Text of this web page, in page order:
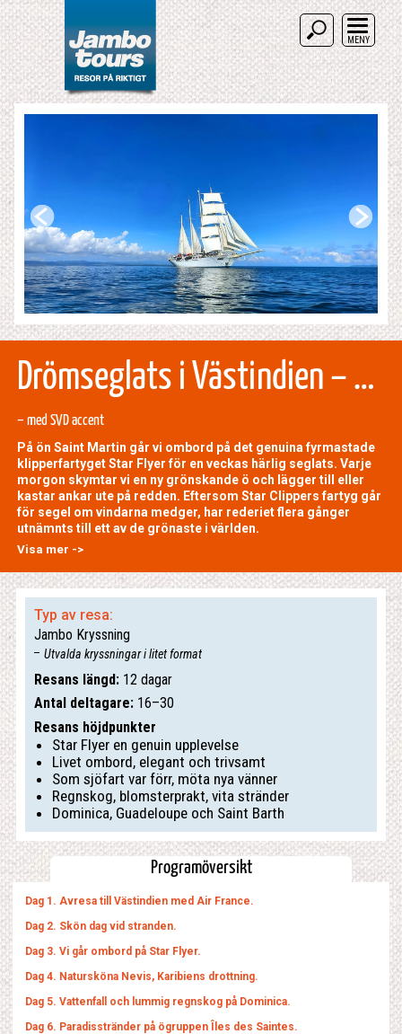
MENY
Drömseglats i Västindien – SvD accent
– med SVD accent
På ön Saint Martin går vi ombord på det genuina fyrmastade
klipperfartyget Star Flyer för en veckas härlig seglats. Varje
morgon skymtar vi en ny grönskande ö och lägger till eller
kastar ankar ute på redden. Eftersom Star Clippers fartyg går
för segel om vindarna medger, har rederiet flera gånger
utnämnts till ett av de grönaste i världen.
Visa mer ->
Typ av resa:
Jambo Kryssning
Utvalda kryssningar i litet format
Resans längd: 12 dagar
Antal deltagare: 16–30
Resans höjdpunkter
Star Flyer en genuin upplevelse
Livet ombord, elegant och trivsamt
Som sjöfart var förr, möta nya vänner
Regnskog, blomsterprakt, vita stränder
Dominica, Guadeloupe och Saint Barth
Programöversikt
Dag 1. Avresa till Västindien med Air France.
Dag 2. Skön dag vid stranden.
Dag 3. Vi går ombord på Star Flyer.
Dag 4. Natursköna Nevis, Karibiens drottning.
Dag 5. Vattenfall och lummig regnskog på Dominica.
Dag 6. Paradisstränder på ögruppen Îles des Saintes.